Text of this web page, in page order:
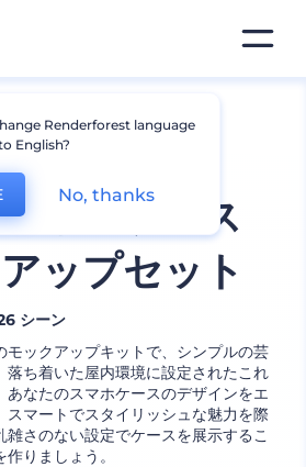
モックアップ
ォンケース
ップセット
シーン
モックアップキットで、シンプルの芸
落ち着いた屋内環境に設定されたこれ
あなたのスマホケースのデザインをエ
スマートでスタイリッシュな魅力を際
雑さのない設定でケースを展示するこ
りましょう。
Renderforest language
English?
No, thanks